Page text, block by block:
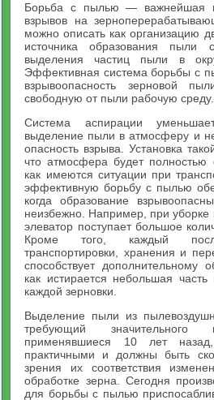
Борьба с пылью — важнейшая
взрывов на
можно описать как организацию
источника образования
выделения частиц пыли в
Эффективная система борьбы с
взрывоопасность зерновой
свободную от пыли рабочую среду.
Система аспирации
выделение пыли в атмосферу и
опасность взрыва. Установка
что атмосфера будет полностью
как имеются ситуации при
эффективную борьбу с пылью
когда образование
неизбежно. Например, при уборке
элеватор поступает большое
Кроме того, каждый
транспортировки, хранения и
способствует дополнительному
как истирается небольшая
каждой зерновки.
Выделение пыли из
требующий значительного
применявшиеся 10 лет
практичными и должны быть
зрения их соответствия
обработке зерна. Сегодня
для борьбы с пылью